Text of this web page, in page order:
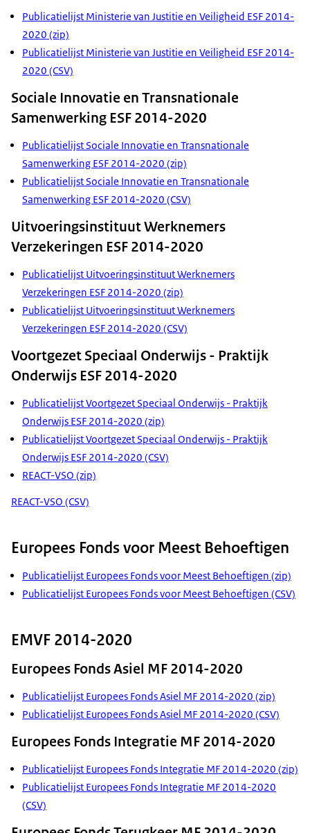
Publicatielijst Ministerie van Justitie en Veiligheid ESF 2014-
2020 (zip)
Publicatielijst Ministerie van Justitie en Veiligheid ESF 2014-
2020 (CSV)
Sociale Innovatie en Transnationale
Samenwerking ESF 2014-2020
Publicatielijst Sociale Innovatie en Transnationale
Samenwerking ESF 2014-2020 (zip)
Publicatielijst Sociale Innovatie en Transnationale
Samenwerking ESF 2014-2020 (CSV)
Uitvoeringsinstituut Werknemers
Verzekeringen ESF 2014-2020
Publicatielijst Uitvoeringsinstituut Werknemers
Verzekeringen ESF 2014-2020 (zip)
Publicatielijst Uitvoeringsinstituut Werknemers
Verzekeringen ESF 2014-2020 (CSV)
Voortgezet Speciaal Onderwijs - Praktijk
Onderwijs ESF 2014-2020
Publicatielijst Voortgezet Speciaal Onderwijs - Praktijk
Onderwijs ESF 2014-2020 (zip)
Publicatielijst Voortgezet Speciaal Onderwijs - Praktijk
Onderwijs ESF 2014-2020 (CSV)
REACT-VSO (zip)
REACT-VSO (CSV)
Europees Fonds voor Meest Behoeftigen
Publicatielijst Europees Fonds voor Meest Behoeftigen (zip)
Publicatielijst Europees Fonds voor Meest Behoeftigen (CSV)
EMVF 2014-2020
Europees Fonds Asiel MF 2014-2020
Publicatielijst Europees Fonds Asiel MF 2014-2020 (zip)
Publicatielijst Europees Fonds Asiel MF 2014-2020 (CSV)
Europees Fonds Integratie MF 2014-2020
Publicatielijst Europees Fonds Integratie MF 2014-2020 (zip)
Publicatielijst Europees Fonds Integratie MF 2014-2020
(CSV)